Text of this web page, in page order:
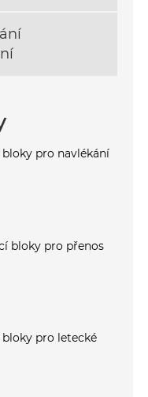
bloky pro navlékání
bloky pro přenos
bloky pro letecké